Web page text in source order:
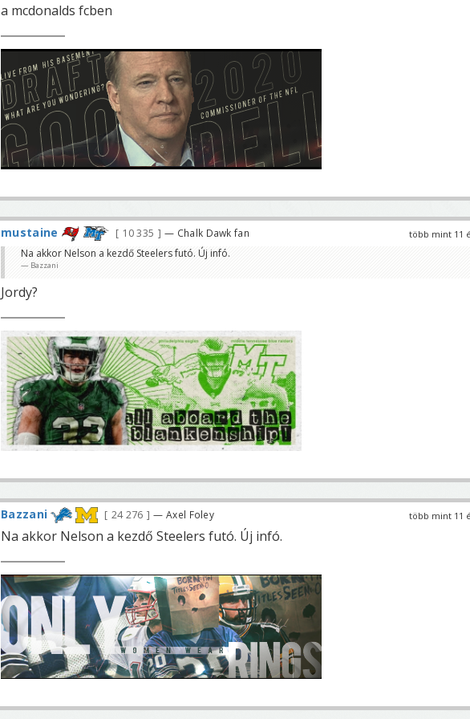
a mcdonalds fcben
több mint 11
mustaine 10 335 — Chalk Dawk fan
Na akkor Nelson a kezdő Steelers futó. Új infó.
Bazzani
Jordy?
több mint 11
Bazzani 24 276 — Axel Foley
Na akkor Nelson a kezdő Steelers futó. Új infó.